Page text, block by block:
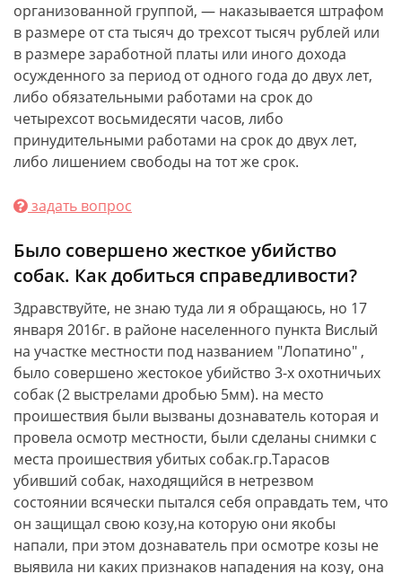
организованной группой, — наказывается штрафом
в размере от ста тысяч до трехсот тысяч рублей или
в размере заработной платы или иного дохода
осужденного за период от одного года до двух лет,
либо обязательными работами на срок до
четырехсот восьмидесяти часов, либо
принудительными работами на срок до двух лет,
либо лишением свободы на тот же срок.
задать вопрос
Было совершено жесткое убийство
собак. Как добиться справедливости?
Здравствуйте, не знаю туда ли я обращаюсь, но 17
января 2016г. в районе населенного пункта Вислый
на участке местности под названием "Лопатино" ,
было совершено жестокое убийство 3-х охотничьих
собак (2 выстрелами дробью 5мм). на место
проишествия были вызваны дознаватель которая и
провела осмотр местности, были сделаны снимки с
места проишествия убитых собак.гр.Тарасов
убивший собак, находящийся в нетрезвом
состоянии всячески пытался себя оправдать тем, что
он защищал свою козу,на которую они якобы
напали, при этом дознаватель при осмотре козы не
выявила ни каких признаков нападения на козу, она